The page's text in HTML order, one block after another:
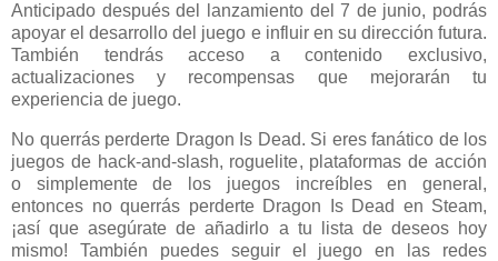
Anticipado después del lanzamiento del 7 de junio, podrás
apoyar el desarrollo del juego e influir en su dirección futura.
También tendrás acceso a contenido exclusivo,
actualizaciones y recompensas que mejorarán tu
experiencia de juego.
No querrás perderte Dragon Is Dead. Si eres fanático de los
juegos de hack-and-slash, roguelite, plataformas de acción
o simplemente de los juegos increíbles en general,
entonces no querrás perderte Dragon Is Dead en Steam,
¡así que asegúrate de añadirlo a tu lista de deseos hoy
mismo! También puedes seguir el juego en las redes